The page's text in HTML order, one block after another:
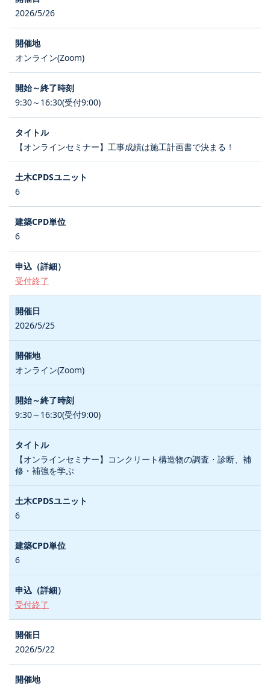
2026/5/26
オンライン(Zoom)
9:30～16:30(受付9:00)
【オンラインセミナー】工事成績は施工計画書で決まる！
6
6
受付終了
2026/5/25
オンライン(Zoom)
9:30～16:30(受付9:00)
【オンラインセミナー】コンクリート構造物の調査・診断、補
修・補強を学ぶ
6
6
受付終了
2026/5/22